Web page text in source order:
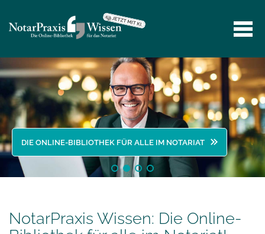
DIE ONLINE-BIBLIOTHEK FÜR ALLE IM NOTARIAT
NotarPraxis Wissen: Die Online-